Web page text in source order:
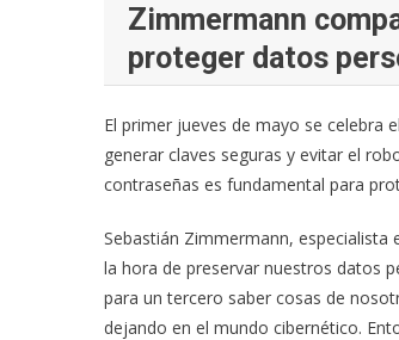
Zimmermann
proteger datos
El primer jueves de mayo se celebra
generar claves seguras y evitar el
contraseñas es fundamental para
Sebastián Zimmermann,
la hora de preservar nuestros datos
para un tercero saber cosas de
dejando en el mundo cibernético.